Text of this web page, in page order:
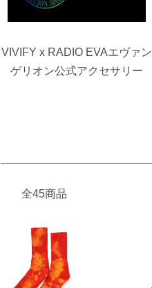
VIVIFY x RADIO EVAエヴァン
ゲリオン公式アクセサリー
全45商品